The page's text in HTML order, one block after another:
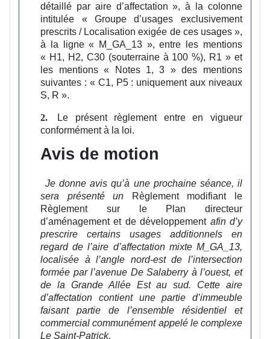
détaillé par aire d’affectation », à la colonne
intitulée « Groupe d’usages exclusivement
prescrits / Localisation exigée de ces usages »,
à la ligne « M_GA_13 », entre les mentions
« H1, H2, C30 (souterraine à 100 %), R1 » et
les mentions « Notes 1, 3 » des mentions
suivantes : « C1, P5 : uniquement aux niveaux
S, R ».
2.
Le présent règlement entre en vigueur
conformément à la loi.
Avis de motion
Je donne avis qu’à une prochaine séance, il
sera présenté un Règlement modifiant le
Règlement sur le Plan directeur
d’aménagement et de développementafin d’y
prescrire certains usages additionnels en
regard de l’aire d’affectation mixte M_GA_13,
localisée à l’angle nord-est de l’intersection
formée par l’avenue De Salaberry à l’ouest, et
de la Grande Allée Est au sud. Cette aire
d’affectation contient une partie d’immeuble
faisant partie de l’ensemble résidentiel et
commercial communément appelé le complexe
Le Saint-Patrick.